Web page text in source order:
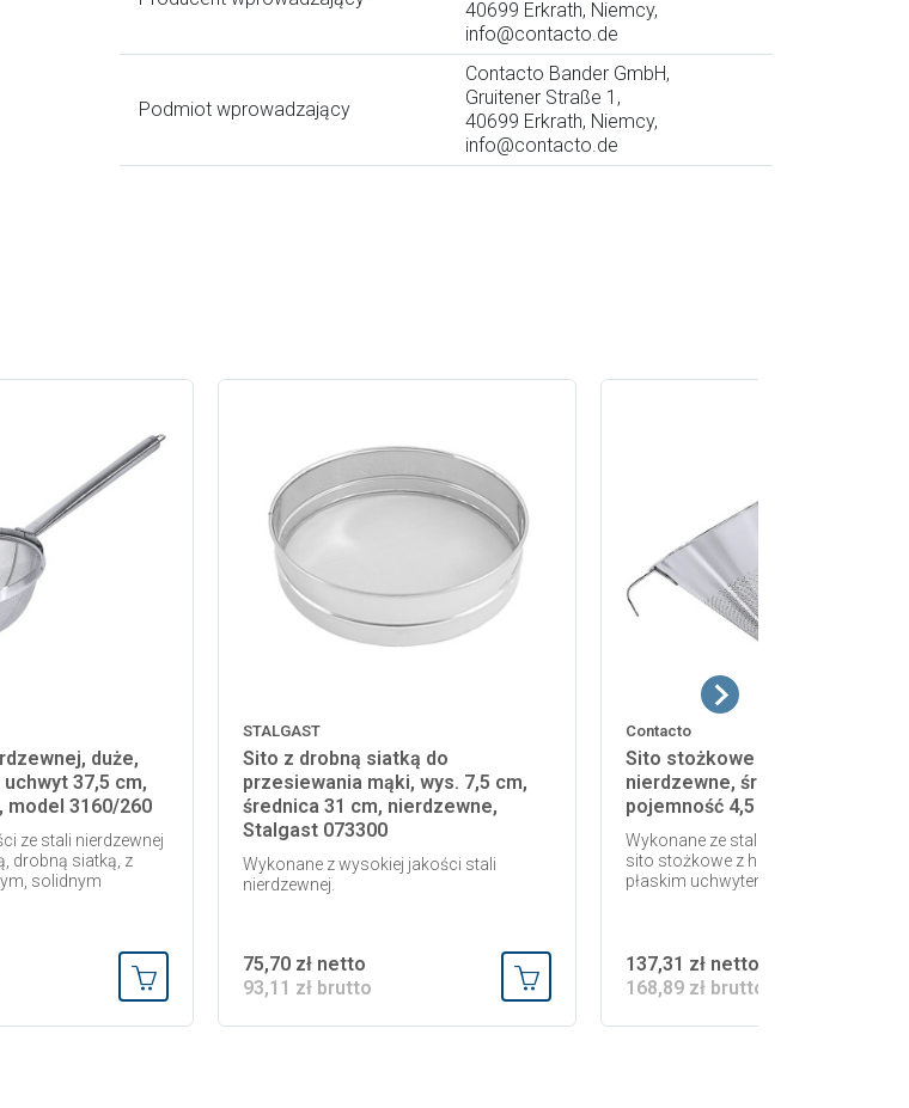
40699 Erkrath, Niemcy,
info@contacto.de
Podmiot wprowadzający
Contacto Bander GmbH,
Gruitener Straße 1,
40699 Erkrath, Niemcy,
info@contacto.de
duże,
37,5 cm,
model 3160/260
ze stali nierdzewnej
drobną siatką, z
solidnym
STALGAST
Sito z drobną siatką do
przesiewania mąki, wys. 7,5 cm,
średnica 31 cm, nierdzewne,
Stalgast 073300
Wykonane z wysokiej jakości stali
nierdzewnej.
75,70 zł netto
93,11 zł brutto
Contacto
Sito stożkowe z uchwytem,
nierdzewne, średnica 27 cm,
pojemność 4,5 l, model 1153/
Wykonane ze stali nierdzewnej 18/10,
sito stożkowe z haczykiem i
płaskim uchwytem/rączką.
137,31 zł netto
168,89 zł brutto